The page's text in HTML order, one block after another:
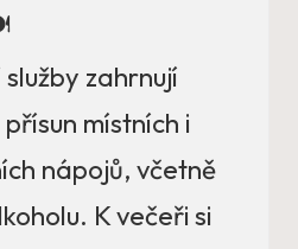
služby zahrnují
místních i
nápojů, včetně
K večeři si